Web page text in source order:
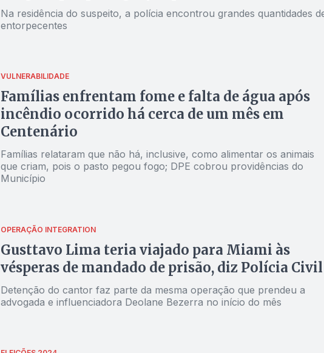
Na residência do suspeito, a polícia encontrou grandes quantidades
entorpecentes
VULNERABILIDADE
Famílias enfrentam fome e falta de água após
incêndio ocorrido há cerca de um mês em
Centenário
Famílias relataram que não há, inclusive, como alimentar os animais
que criam, pois o pasto pegou fogo; DPE cobrou providências do
Município
OPERAÇÃO INTEGRATION
Gusttavo Lima teria viajado para Miami às
vésperas de mandado de prisão, diz Polícia Civil
Detenção do cantor faz parte da mesma operação que prendeu a
advogada e influenciadora Deolane Bezerra no início do mês